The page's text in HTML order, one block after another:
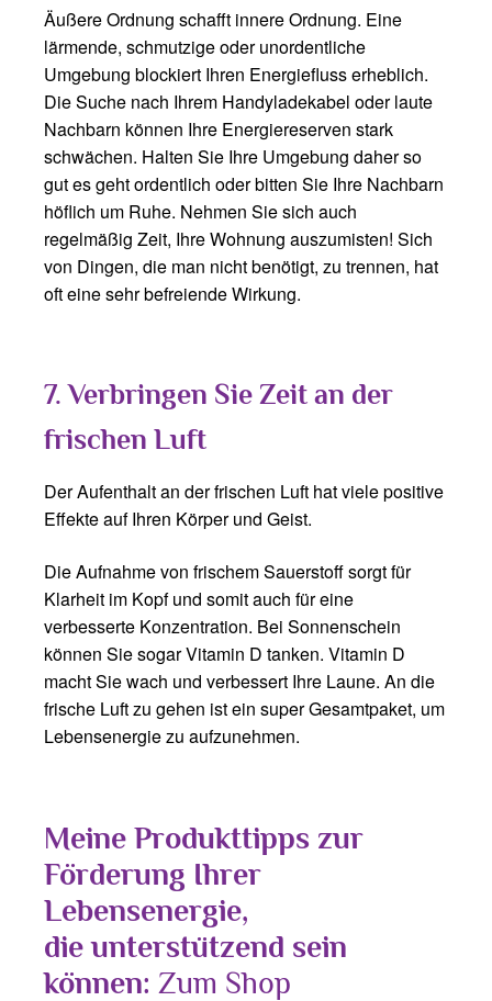
Äußere Ordnung schafft innere Ordnung. Eine
lärmende, schmutzige oder unordentliche
Umgebung blockiert Ihren Energiefluss erheblich.
Die Suche nach Ihrem Handyladekabel oder laute
Nachbarn können Ihre Energiereserven stark
schwächen. Halten Sie Ihre Umgebung daher so
gut es geht ordentlich oder bitten Sie Ihre Nachbarn
höflich um Ruhe. Nehmen Sie sich auch
regelmäßig Zeit, Ihre Wohnung auszumisten! Sich
von Dingen, die man nicht benötigt, zu trennen, hat
oft eine sehr befreiende Wirkung.
7. Verbringen Sie Zeit an der
frischen Luft
Der Aufenthalt an der frischen Luft hat viele positive
Effekte auf Ihren Körper und Geist.
Die Aufnahme von frischem Sauerstoff sorgt für
Klarheit im Kopf und somit auch für eine
verbesserte Konzentration. Bei Sonnenschein
können Sie sogar Vitamin D tanken. Vitamin D
macht Sie wach und verbessert Ihre Laune. An die
frische Luft zu gehen ist ein super Gesamtpaket, um
Lebensenergie zu aufzunehmen.
Meine Produkttipps zur
Förderung Ihrer
Lebensenergie,
die unterstützend sein
können: Zum Shop